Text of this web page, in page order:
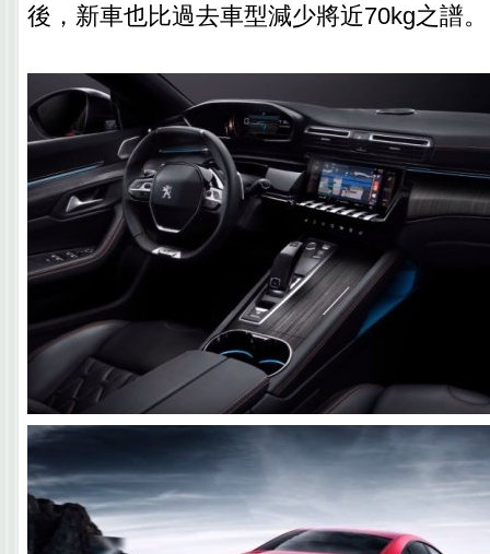
後，新車也比過去車型減少將近70kg之譜。